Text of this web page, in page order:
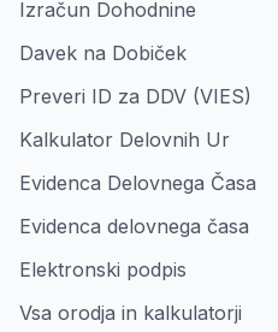
Izračun Dohodnine
Davek na Dobiček
Preveri ID za DDV (VIES)
Kalkulator Delovnih Ur
Evidenca Delovnega Časa
Evidenca delovnega časa
Elektronski podpis
Vsa orodja in kalkulatorji